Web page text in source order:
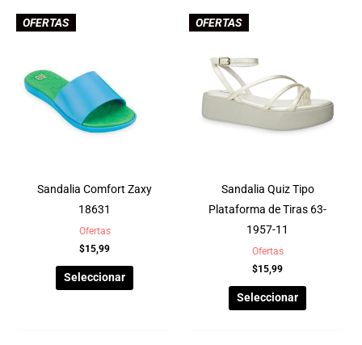
OFERTAS
Sandalia Comfort Zaxy
18631
Ofertas
$15,99
Seleccionar
OFERTAS
Sandalia Quiz Tipo
Plataforma de Tiras 63-
1957-11
Ofertas
$15,99
Seleccionar